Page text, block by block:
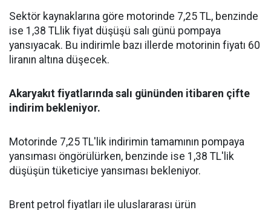
Sektör kaynaklarına göre motorinde 7,25 TL, benzinde
ise 1,38 TLlik fiyat düşüşü salı günü pompaya
yansıyacak. Bu indirimle bazı illerde motorinin fiyatı 60
liranın altına düşecek.
Akaryakıt fiyatlarında salı gününden itibaren çifte
indirim bekleniyor.
Motorinde 7,25 TL'lik indirimin tamamının pompaya
yansıması öngörülürken, benzinde ise 1,38 TL'lik
düşüşün tüketiciye yansıması bekleniyor.
Brent petrol fiyatları ile uluslararası ürün